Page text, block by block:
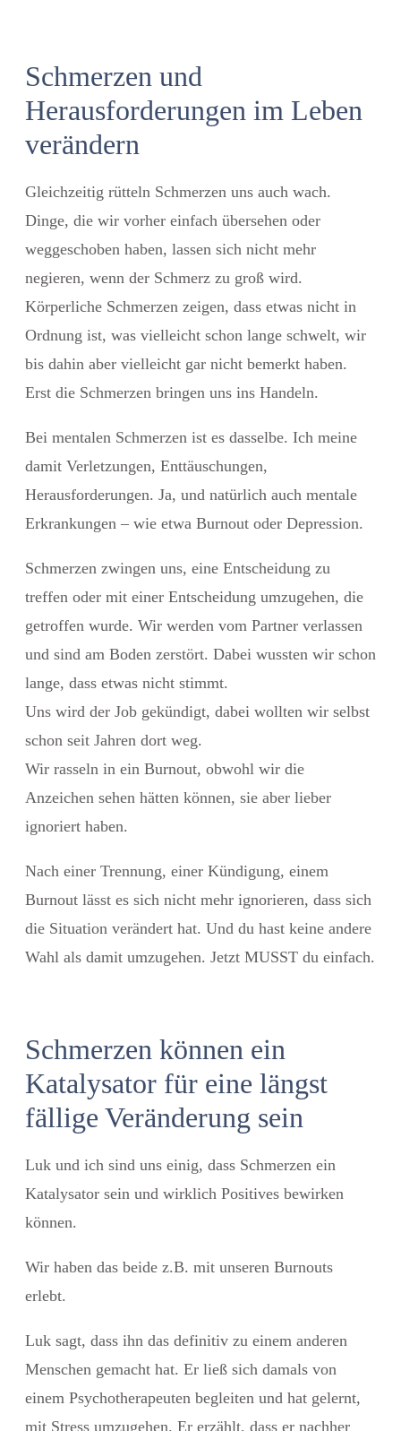
Schmerzen und
Herausforderungen im Leben
verändern
Gleichzeitig rütteln Schmerzen uns auch wach.
Dinge, die wir vorher einfach übersehen oder
weggeschoben haben, lassen sich nicht mehr
negieren, wenn der Schmerz zu groß wird.
Körperliche Schmerzen zeigen, dass etwas nicht in
Ordnung ist, was vielleicht schon lange schwelt, wir
bis dahin aber vielleicht gar nicht bemerkt haben.
Erst die Schmerzen bringen uns ins Handeln.
Bei mentalen Schmerzen ist es dasselbe. Ich meine
damit Verletzungen, Enttäuschungen,
Herausforderungen. Ja, und natürlich auch mentale
Erkrankungen – wie etwa Burnout oder Depression.
Schmerzen zwingen uns, eine Entscheidung zu
treffen oder mit einer Entscheidung umzugehen, die
getroffen wurde. Wir werden vom Partner verlassen
und sind am Boden zerstört. Dabei wussten wir schon
lange, dass etwas nicht stimmt.
Uns wird der Job gekündigt, dabei wollten wir selbst
schon seit Jahren dort weg.
Wir rasseln in ein Burnout, obwohl wir die
Anzeichen sehen hätten können, sie aber lieber
ignoriert haben.
Nach einer Trennung, einer Kündigung, einem
Burnout lässt es sich nicht mehr ignorieren, dass sich
die Situation verändert hat. Und du hast keine andere
Wahl als damit umzugehen. Jetzt MUSST du einfach.
Schmerzen können ein
Katalysator für eine längst
fällige Veränderung sein
Luk und ich sind uns einig, dass Schmerzen ein
Katalysator sein und wirklich Positives bewirken
können.
Wir haben das beide z.B. mit unseren Burnouts
erlebt.
Luk sagt, dass ihn das definitiv zu einem anderen
Menschen gemacht hat. Er ließ sich damals von
einem Psychotherapeuten begleiten und hat gelernt,
mit Stress umzugehen. Er erzählt, dass er nachher